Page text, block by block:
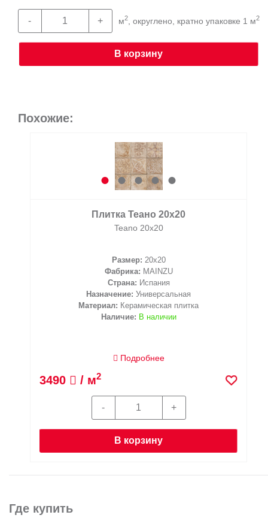
м2, округлено, кратно упаковке 1 м2
В корзину
Похожие:
Плитка Теано 20х20
Teano 20х20
Размер: 20x20
Фабрика: MAINZU
Страна: Испания
Назначение: Универсальная
Материал: Керамическая плитка
Наличие: В наличии
Подробнее
3490 / м2
В корзину
Где купить